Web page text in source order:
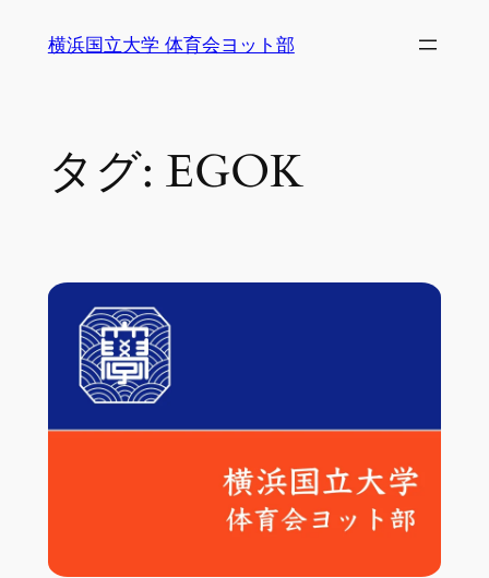
横浜国立大学 体育会ヨット部
タグ: EGOK